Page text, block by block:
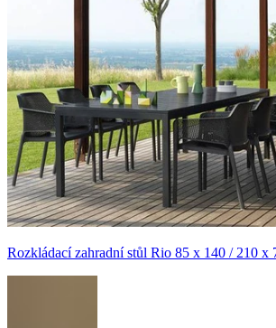
Rozkládací zahradní stůl Rio 85 x 140 / 210